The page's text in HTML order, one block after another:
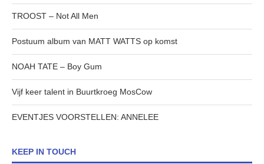
TROOST – Not All Men
Postuum album van MATT WATTS op komst
NOAH TATE – Boy Gum
Vijf keer talent in Buurtkroeg MosCow
EVENTJES VOORSTELLEN: ANNELEE
KEEP IN TOUCH